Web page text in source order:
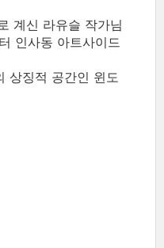
계신 라유슬 작가님
인사동 아트사이드
상징적 공간인 윈도